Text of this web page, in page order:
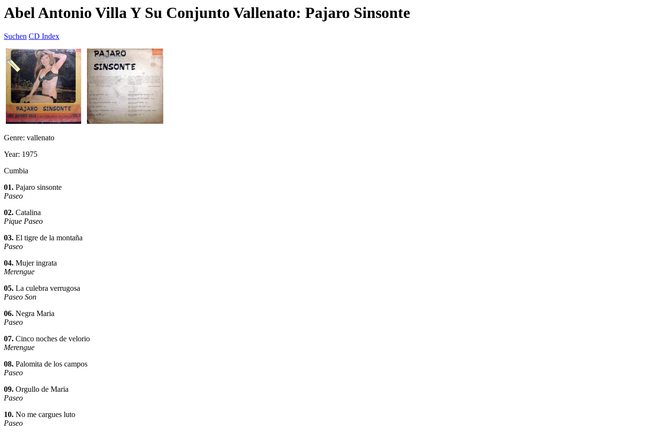
Abel Antonio Villa Y Su Conjunto Vallenato: Pajaro Sinsonte
Suchen CD Index
Genre: vallenato
Year: 1975
Cumbia
01. Pajaro sinsonte
Paseo
02. Catalina
Pique Paseo
03. El tigre de la montaña
Paseo
04. Mujer ingrata
Merengue
05. La culebra verrugosa
Paseo Son
06. Negra Maria
Paseo
07. Cinco noches de velorio
Merengue
08. Palomita de los campos
Paseo
09. Orgullo de Maria
Paseo
10. No me cargues luto
Paseo